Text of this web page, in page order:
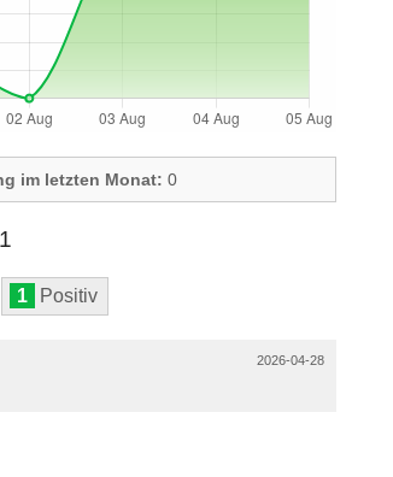
im letzten Monat: 0
1 Positiv
2026-04-28